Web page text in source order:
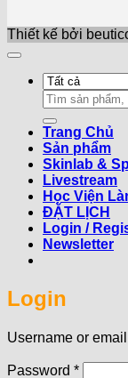
Thiết kế bởi
Search
for:
Trang Chủ
Sản phẩm
Skinlab &
Livestream
Học Viện
ĐẶT LỊCH
Login /
Newsletter
Login
Username or
Password *